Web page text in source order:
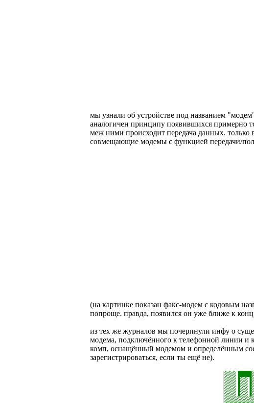
мы узнали об устройстве под названием
аналогичен принципу появившихся примерно
меж ними происходит передача данных. только
совмещающие модемы с функцией передачи/
(на картинке показан факс-модем с кодовым
попроще. правда, появился он уже ближе к
из тех же журналов мы почерпнули инфу о
модема, подключённого к телефонной линии и
комп, оснащённый модемом и определённым
зарегистрироваться, если ты ещё не).